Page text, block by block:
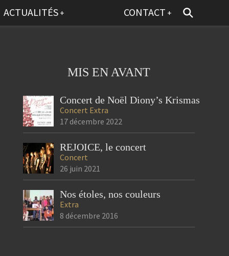
ACTUALITÉS + CONTACT +
MIS EN AVANT
Concert de Noël Diony’s Krismas
Concert Extra
17 décembre 2022
REJOICE, le concert
Concert
26 juin 2021
Nos étoles, nos couleurs
Extra
8 décembre 2016